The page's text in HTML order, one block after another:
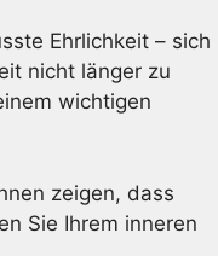
Ehrlichkeit – sich
nicht länger zu
wichtigen
zeigen, dass
Sie Ihrem inneren